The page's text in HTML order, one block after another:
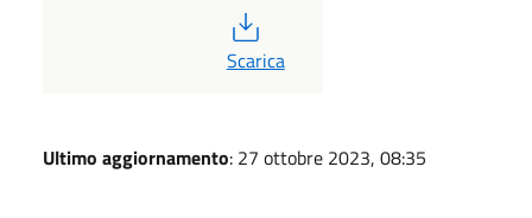
PDF
Scarica
Ultimo aggiornamento: 27 ottobre 2023, 08:35